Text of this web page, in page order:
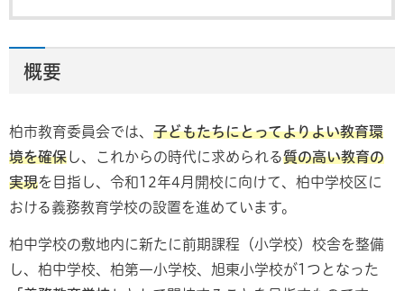
概要
柏市教育委員会では、 子どもたちにとってよりよい教育環
境を確保し、これからの時代に求められる質の高い教育の
実現を目指し、令和12年4月開校に向けて、柏中学校区に
おける義務教育学校の設置を進めています。
柏中学校の敷地内に新たに前期課程（小学校）校舎を整備
し、柏中学校、柏第一小学校、旭東小学校が1つとなった